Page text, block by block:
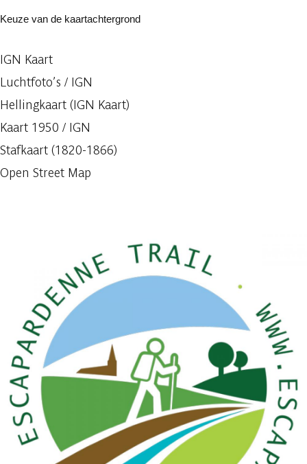
Keuze van de kaartachtergrond
IGN Kaart
Luchtfoto’s / IGN
Hellingkaart (IGN Kaart)
Kaart 1950 / IGN
Stafkaart (1820-1866)
Open Street Map